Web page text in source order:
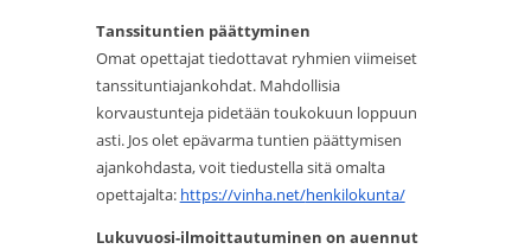
Tanssituntien päättyminen
Omat opettajat tiedottavat ryhmien viimeiset
tanssituntiajankohdat. Mahdollisia
korvaustunteja pidetään toukokuun loppuun
asti. Jos olet epävarma tuntien päättymisen
ajankohdasta, voit tiedustella sitä omalta
opettajalta: https://vinha.net/henkilokunta/
Lukuvuosi-ilmoittautuminen on auennut